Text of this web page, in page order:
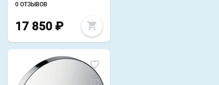
0 ОТЗЫВОВ
17 850 ₽